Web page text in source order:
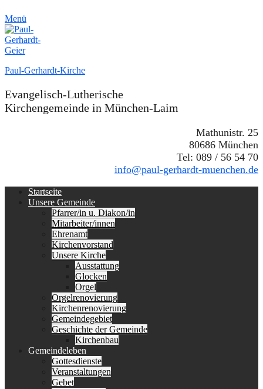
Menü
Paul-Gerhardt-Kirche
Evangelisch-Lutherische
Kirchengemeinde in München-Laim
Mathunistr. 25
80686 München
Tel: 089 / 56 54 70
info@paul-gerhardt-muenchen.de
Erstes
Menü
Startseite
Unsere Gemeinde
Pfarrer/in u. Diakon/in
Mitarbeiter/innen
Ehrenamt
Kirchenvorstand
Unsere Kirche
Ausstattung
Glocken
Orgel
Orgelrenovierung
Kirchenrenovierung
Gemeindegebiet
Geschichte der Gemeinde
Kirchenbau
Gemeindeleben
Gottesdienste
Veranstaltungen
Gebet